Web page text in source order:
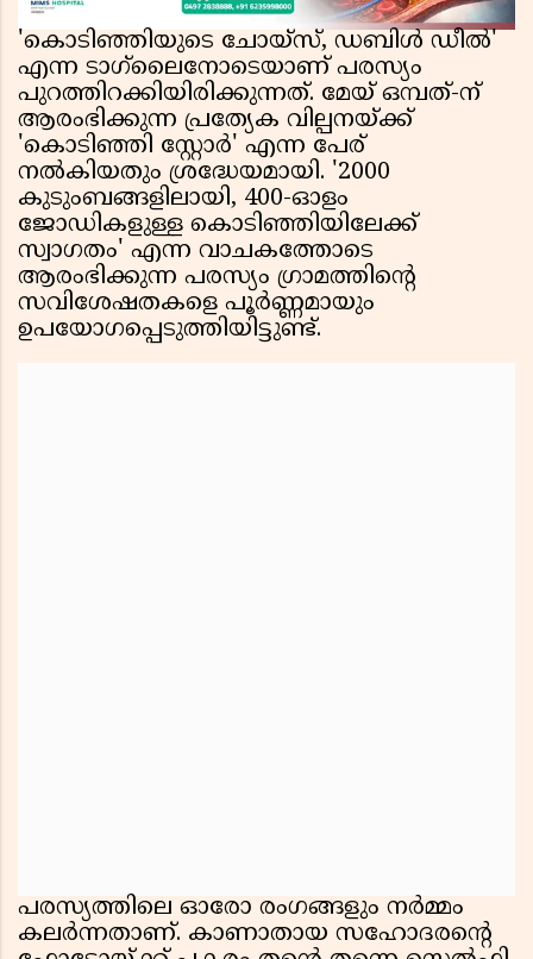
'കൊടിഞ്ഞിയുടെ ചോയ്‌സ്, ഡബിൾ ഡീൽ'
എന്ന ടാഗ്‌ലൈനോടെയാണ് പരസ്യം
പുറത്തിറക്കിയിരിക്കുന്നത്. മേയ് ഒമ്പത്-ന്
ആരംഭിക്കുന്ന പ്രത്യേക വില്പനയ്ക്ക്
'കൊടിഞ്ഞി സ്റ്റോർ' എന്ന പേര്
നൽകിയതും ശ്രദ്ധേയമായി. '2000
കുടുംബങ്ങളിലായി, 400-ഓളം
ജോഡികളുള്ള കൊടിഞ്ഞിയിലേക്ക്
സ്വാഗതം' എന്ന വാചകത്തോടെ
ആരംഭിക്കുന്ന പരസ്യം ഗ്രാമത്തിൻ്റെ
സവിശേഷതകളെ പൂർണ്ണമായും
ഉപയോഗപ്പെടുത്തിയിട്ടുണ്ട്.
പരസ്യത്തിലെ ഓരോ രംഗങ്ങളും നർമ്മം
കലർന്നതാണ്. കാണാതായ സഹോദരൻ്റെ